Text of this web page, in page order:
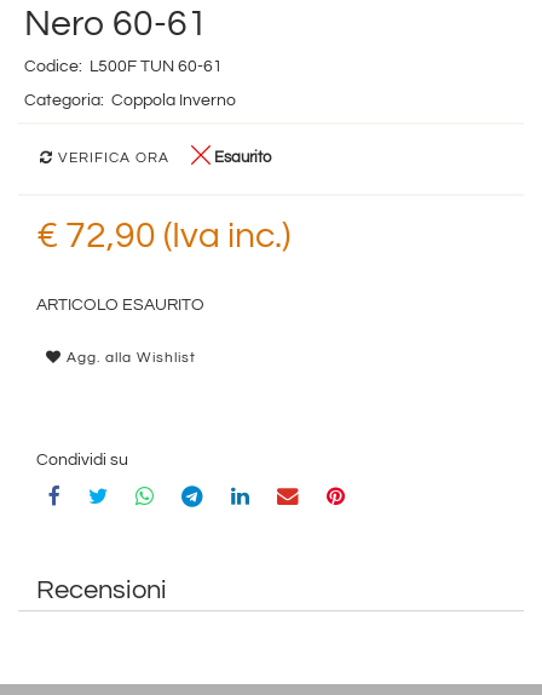
Nero 60-61
Codice: L500F TUN 60-61
Categoria: Coppola Inverno
VERIFICA ORA Esaurito
€ 72,90 (Iva inc.)
ARTICOLO ESAURITO
Agg. alla Wishlist
Condividi su
Recensioni